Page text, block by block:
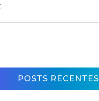
POSTS RECENTES